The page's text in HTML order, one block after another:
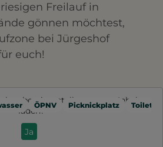
Freilauf in
gönnen möchtest,
bei Jürgeshof
euch!
ÖPNV Picknickplatz
bereitgestellte externe Inhalte
laden?
Ja